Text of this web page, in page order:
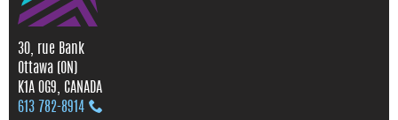
30, rue Bank
Ottawa (ON)
K1A 0G9, CANADA
613 782‑8914